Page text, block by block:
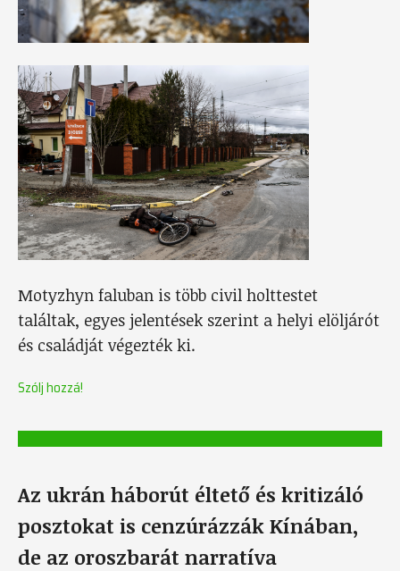
Motyzhyn faluban is több civil holttestet
találtak, egyes jelentések szerint a helyi elöljárót
és családját végezték ki.
Szólj hozzá!
Az ukrán háborút éltető és kritizáló
posztokat is cenzúrázzák Kínában,
de az oroszbarát narratíva